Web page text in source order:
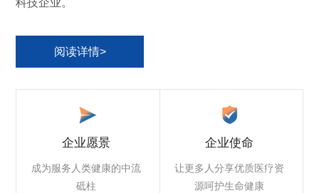
科技企业。
阅读详情>
企业愿景
成为服务人类健康的中流
砥柱
企业使命
让更多人分享优质医疗资
源呵护生命健康